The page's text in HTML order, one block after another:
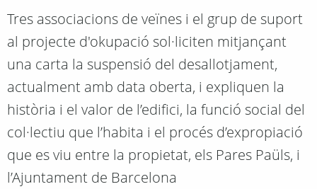
Tres associacions de veïnes i el grup de suport
al projecte d'okupació sol·liciten mitjançant
una carta la suspensió del desallotjament,
actualment amb data oberta, i expliquen la
història i el valor de l’edifici, la funció social del
col·lectiu que l’habita i el procés d’expropiació
que es viu entre la propietat, els Pares Paüls, i
l’Ajuntament de Barcelona